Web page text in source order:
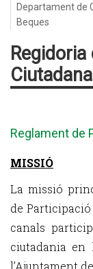
Departament de
Beques
Ciutadana
Reglament de
MISSIÓ
La missió
de
canals
ciutadania en
l’Ajuntament